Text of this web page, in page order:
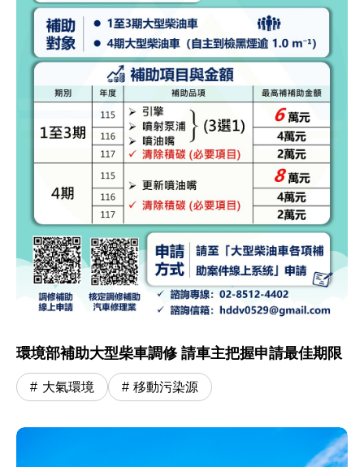
環境部補助大型柴車調修 請車主把握申請最佳期限
大氣環境 移動污染源